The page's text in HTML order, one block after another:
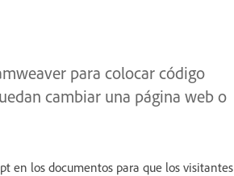
para colocar código
cambiar una página web o
en los documentos para que los visitantes